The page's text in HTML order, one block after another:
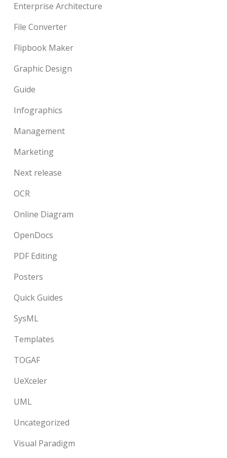
Enterprise Architecture
File Converter
Flipbook Maker
Graphic Design
Guide
Infographics
Management
Marketing
Next release
OCR
Online Diagram
OpenDocs
PDF Editing
Posters
Quick Guides
SysML
Templates
TOGAF
UeXceler
UML
Uncategorized
Visual Paradigm